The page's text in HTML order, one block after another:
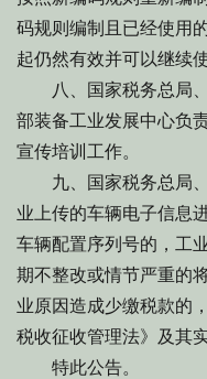
码规则编制且已经使用
起仍然有效并可以继续使
八、国家税务总局、
部装备工业发展中心负
宣传培训工作。
九、国家税务总局、
业上传的车辆电子信息
车辆配置序列号的，工
期不整改或情节严重的
业原因造成少缴税款的
税收征收管理法》及其
特此公告。